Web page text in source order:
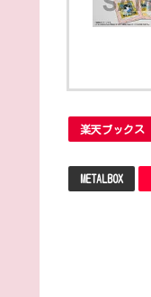
楽天ブックス
METALBOX